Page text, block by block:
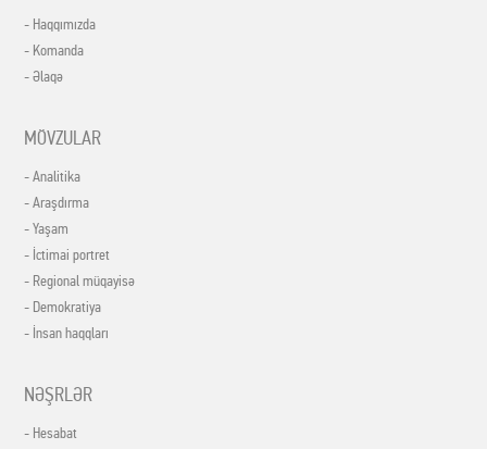
- Haqqımızda
- Komanda
- Əlaqə
MÖVZULAR
- Analitika
- Araşdırma
- Yaşam
- İctimai portret
- Regional müqayisə
- Demokratiya
- İnsan haqqları
NƏŞRLƏR
- Hesabat